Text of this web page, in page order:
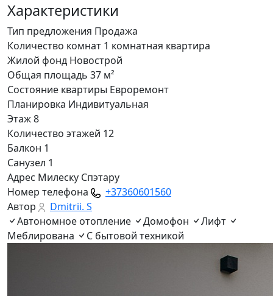
Характеристики
Тип предложения Продажа
Количество комнат 1 комнатная квартира
Жилой фонд Новострой
Общая площадь 37 м²
Состояние квартиры Eвроремонт
Планировка Индивитуальная
Этаж8
Количество этажей 12
Балкон 1
Санузел 1
Адрес Милеску Спэтару
Номер телефона
+37360601560
Автор
Dmitrii. S
Автономное отопление
Домофон
Лифт
Меблирована
С бытовой техникой